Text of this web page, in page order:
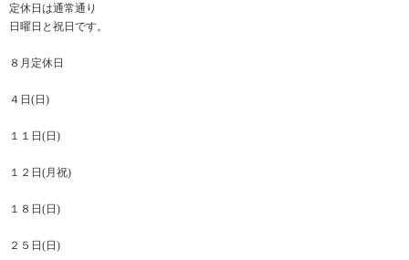
定休日は通常通り
日曜日と祝日です。
８月定休日
４日(日)
１１日(日)
１２日(月祝)
１８日(日)
２５日(日)